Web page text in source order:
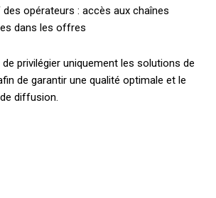
opérateurs : accès aux chaînes
dans les offres
privilégier uniquement les solutions de
de garantir une qualité optimale et le
diffusion.